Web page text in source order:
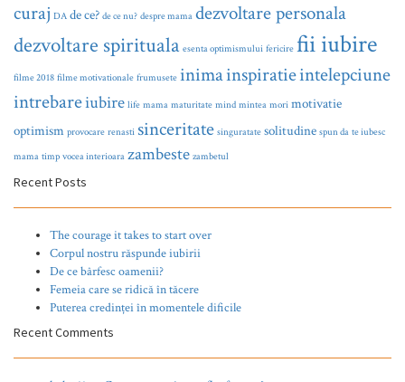
curaj DA de ce? de ce nu? despre mama dezvoltare personala
dezvoltare spirituala esenta optimismului fericire fii iubire
filme 2018 filme motivationale frumusete inimainspiratieintelepciune
intrebareiubire life mama maturitate mind mintea mori motivatie
optimism provocare renasti sinceritate singuratate solitudine spun da te iubesc
mama timp vocea interioara zambeste zambetul
Recent Posts
The courage it takes to start over
Corpul nostru răspunde iubirii
De ce bârfesc oamenii?
Femeia care se ridică în tăcere
Puterea credinței în momentele dificile
Recent Comments